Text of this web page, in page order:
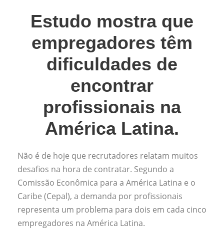
Estudo mostra que
empregadores têm
dificuldades de
encontrar
profissionais na
América Latina.
Não é de hoje que recrutadores relatam muitos
desafios na hora de contratar. Segundo a
Comissão Econômica para a América Latina e o
Caribe (Cepal), a demanda por profissionais
representa um problema para dois em cada cinco
empregadores na América Latina.